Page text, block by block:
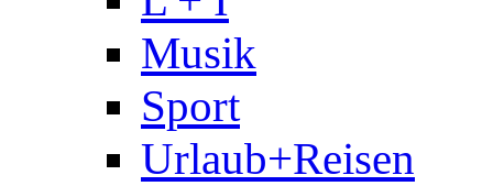
Musik
Sport
Urlaub+Reisen